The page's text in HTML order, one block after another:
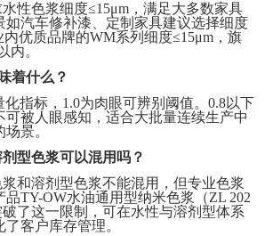
性色浆细度≤15μm，满足大多数家具
如汽车修补漆、定制家具建议选择细度
内优质品牌的WM系列细度≤15μm，旗
内。
着什么？
化指标，1.0为肉眼可辨别阈值。0.8以下
可被人眼感知，适合大批量连续生产中
景。
型色浆可以混用吗？
和溶剂型色浆不能混用，但专业色浆
TY-OW水油通用型纳米色浆（ZL 202
破了这一限制，可在水性与溶剂型体系
客户库存管理。